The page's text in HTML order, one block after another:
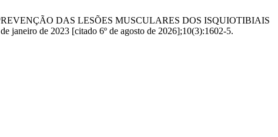
DAS LESÕES MUSCULARES DOS ISQUIOTIBIAIS
de 2023 [citado 6º de agosto de 2026];10(3):1602-5.